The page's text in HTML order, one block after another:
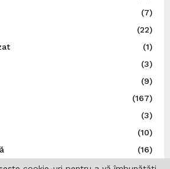
(7)
(22)
(1)
(3)
(9)
(167)
(3)
(10)
(16)
din România
(37)